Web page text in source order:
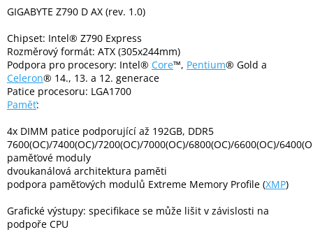
Počítače
a
Elektronika
Domácnost
%
Black
Friday
GIGABYTE Z790 D AX (rev. 1.0)
Chipset: Intel® Z790 Express
Rozměrový formát: ATX (305x244mm)
Podpora pro procesory: Intel® Core™, Pentium® Gold a
Celeron® 14., 13. a 12. generace
Patice procesoru: LGA1700
Paměť:
4x DIMM patice podporující až 192GB, DDR5
7600(OC)/7400(OC)/7200(OC)/7000(OC)/6800(OC)/6600(OC)/
paměťové moduly
dvoukanálová architektura paměti
podpora paměťových modulů Extreme Memory Profile (XMP)
Grafické výstupy: specifikace se může lišit v závislosti na
podpoře CPU